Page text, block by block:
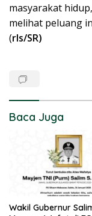
masyarakat
melihat peluang
(rls/SR)
Baca Juga
Wakil Gubernur